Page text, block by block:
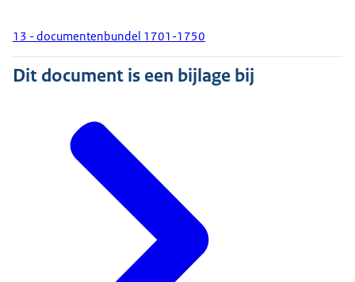
13 - documentenbundel 1701-1750
Dit document is een bijlage bij